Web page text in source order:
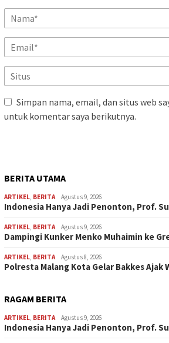
Simpan nama, email, dan situs web
untuk komentar saya berikutnya.
BERITA UTAMA
ARTIKEL, BERITA Agustus 9, 2026
Indonesia Hanya Jadi Penonton, Prof.
ARTIKEL, BERITA Agustus 9, 2026
Dampingi Kunker Menko Muhaimin ke
ARTIKEL, BERITA Agustus 8, 2026
Polresta Malang Kota Gelar Bakkes Ajak
RAGAM BERITA
ARTIKEL, BERITA Agustus 9, 2026
Indonesia Hanya Jadi Penonton, Prof.